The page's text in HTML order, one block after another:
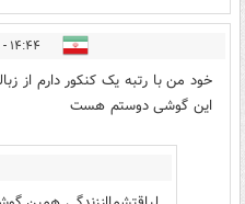
۱۴:۴۴ - ۱۴۰۰/۰۸/۲۸
خود من با رتبه یک کنکور دارم از
این گوشی دوستم هست